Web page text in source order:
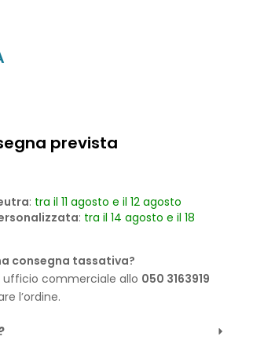
prevista
: tra il 11 agosto e il 12 agosto
: tra il 14 agosto e il 18
consegna tassativa?
commerciale allo 050 3163919
l’ordine.